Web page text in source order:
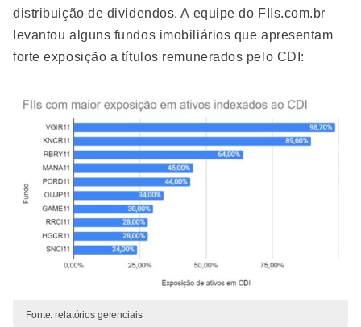
distribuição de dividendos. A equipe do FIIs.com.br
levantou alguns fundos imobiliários que apresentam
forte exposição a títulos remunerados pelo CDI:
Fonte: relatórios gerenciais